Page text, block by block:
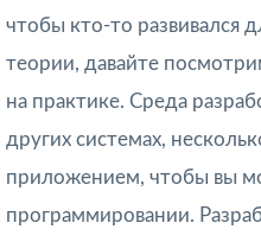
чтобы кто-то развивался
теории, давайте
на практике. Среда
других системах,
приложением, чтобы вы
программировании.